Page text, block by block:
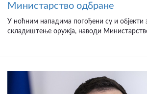
Министарство одбране
У ноћним нападима погођени су и објекти
складиштење оружја, наводи